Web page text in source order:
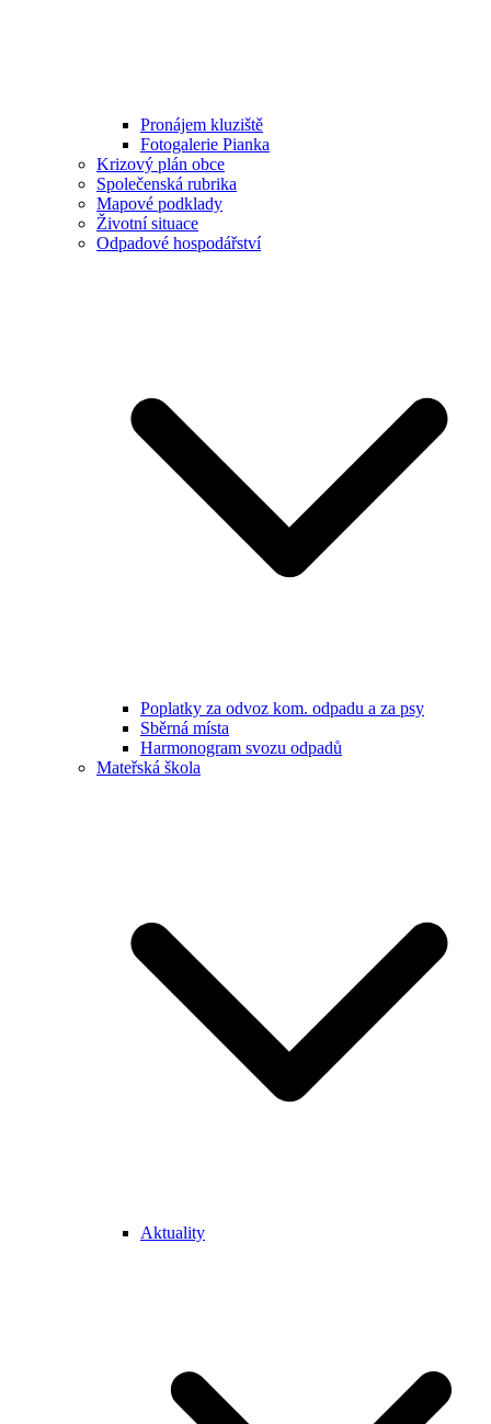
Pronájem kluziště
Fotogalerie Pianka
Krizový plán obce
Společenská rubrika
Mapové podklady
Životní situace
Odpadové hospodářství
Poplatky za odvoz kom. odpadu a za psy
Sběrná místa
Harmonogram svozu odpadů
Mateřská škola
Aktuality